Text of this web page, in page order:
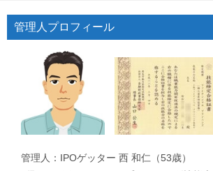
管理人プロフィール
管理人：IPOゲッター 西 和仁（53歳）